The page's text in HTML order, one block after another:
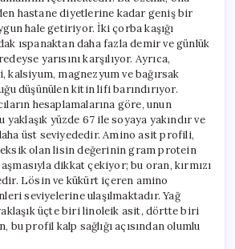
hastane diyetlerine kadar geniş bir
hale getiriyor. İki çorba kaşığı
ıspanaktan daha fazla demir ve günlük
yarısını karşılıyor. Ayrıca,
kalsiyum, magnezyum ve bağırsak
düşünülen kitin lifi barındırıyor.
hesaplamalarına göre, unun
yüzde 67 ile soyaya yakındır ve
üst seviyededir. Amino asit profili,
olan lisin değerinin gram protein
dikkat çekiyor; bu oran, kırmızı
Lösin ve kükürt içeren amino
seviyelerine ulaşılmaktadır. Yağ
üçte biri linoleik asit, dörtte biri
bu profil kalp sağlığı açısından olumlu